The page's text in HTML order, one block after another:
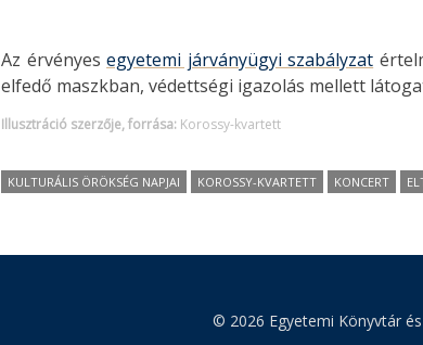
Az érvényesegyetemi járványügyi szabályzat
elfedő maszkban, védettségi igazolás mellett
Illusztráció szerzője, forrása: Korossy-kvartett
KULTURÁLIS ÖRÖKSÉG NAPJAI KOROSSY-KVARTETT KONCERT
© 2026 Egyetemi Könyvtár